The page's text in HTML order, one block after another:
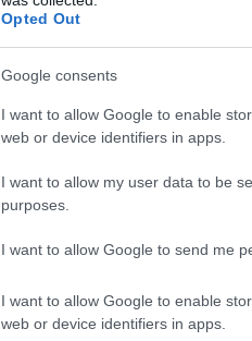
Opted Out
Google consents
I want to allow Google to enable
web or device identifiers in apps.
I want to allow my user data to be
purposes.
I want to allow Google to send me
I want to allow Google to enable
web or device identifiers in apps.
005: Az
XML
s
sérülék
enység
e